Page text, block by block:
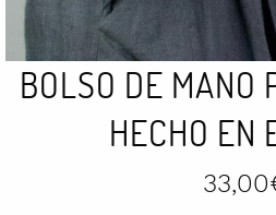
BOLSO DE MANO
HECHO EN
33,00